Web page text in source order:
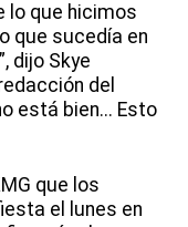
lo que hicimos
que sucedía en
dijo Skye
del
está bien... Esto
que los
el lunes en